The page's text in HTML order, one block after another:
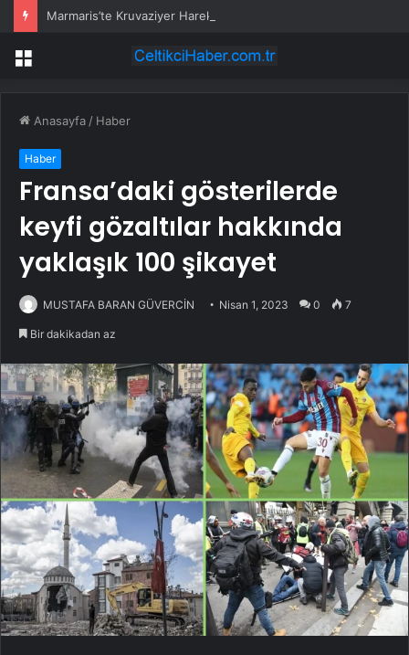
Marmaris’te Kruvaziyer Hareketliliği
Menü
Anasayfa / Haber
Haber
Fransa’daki gösterilerde
keyfi gözaltılar hakkında
yaklaşık 100 şikayet
MUSTAFA BARAN GÜVERCİN Nisan 1, 2023 0 7
Bir dakikadan az